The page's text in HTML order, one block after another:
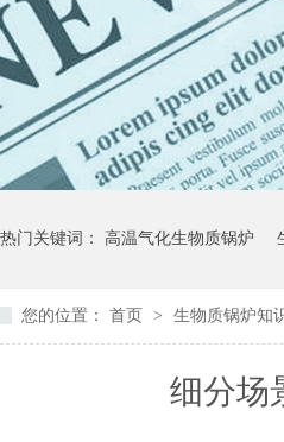
热门关键词： 高温气化生物质锅炉
您的位置： 首页 > 生物质锅炉知
细分场